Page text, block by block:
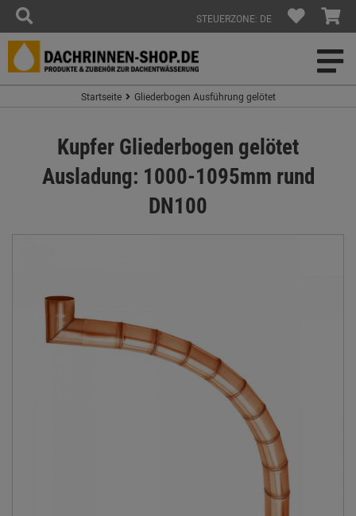
STEUERZONE: DE
Startseite Gliederbogen Ausführung gelötet
Kupfer Gliederbogen gelötet
Ausladung: 1000-1095mm rund
DN100